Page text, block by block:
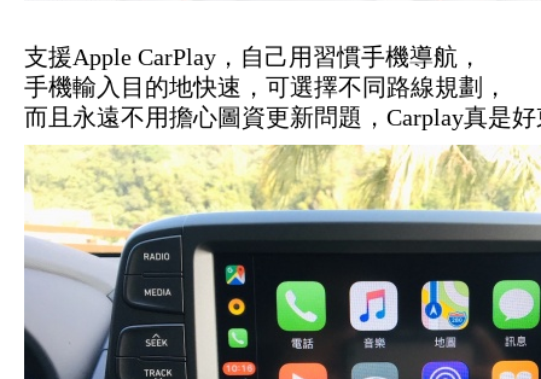
支援Apple CarPlay，自己用習慣手機導航，
手機輸入目的地快速，可選擇不同路線規劃，
而且永遠不用擔心圖資更新問題，Carplay真是